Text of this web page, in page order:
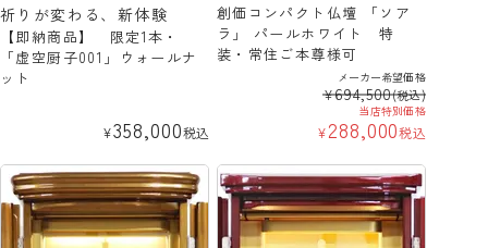
祈りが変わる、新体験
【即納商品】 限定1本・
「虚空厨子001」ウォールナ
ット
¥358,000税込
創価コンパクト仏壇 「ソア
ラ」 パールホワイト 特
装・常住ご本尊様可
メーカー希望価格
¥694,500(税込)
当店特別価格
¥288,000税込